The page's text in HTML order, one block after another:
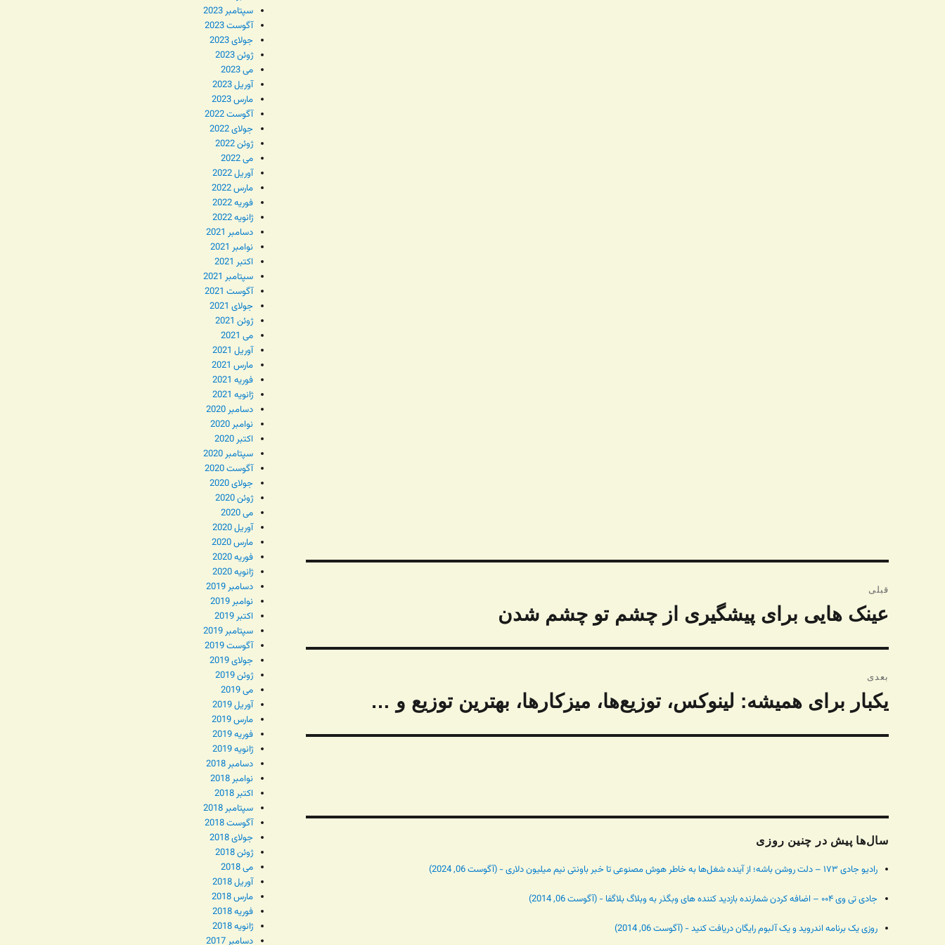
نوشته
قبلی
نوشته
عینک هایی برای پیشگیری از چشم تو چشم شدن
بعدی
نوشته
یکبار برای همیشه: لینوکس، توزیع‌ها، میزکارها، بهترین توزیع و …
سال‌ها پیش در چنین روزی
رادیو جادی ۱۷۳ – دلت روشن باشه؛ از آینده شغل‌ها به خاطر هوش مصنوعی تا خبر باونتی نیم میلیون دلاری - (آگوست 06, 2024)
جادی تی وی ۰۰۴ – اضافه کردن شمارنده بازدید کننده های وبگذر به وبلاگ بلاگفا - (آگوست 06, 2014)
روزی یک برنامه اندروید و یک آلبوم رایگان دریافت کنید - (آگوست 06, 2014)
سپتامبر 2023
آگوست 2023
جولای 2023
ژوئن 2023
می 2023
آوریل 2023
مارس 2023
آگوست 2022
جولای 2022
ژوئن 2022
می 2022
آوریل 2022
مارس 2022
فوریه 2022
ژانویه 2022
دسامبر 2021
نوامبر 2021
اکتبر 2021
سپتامبر 2021
آگوست 2021
جولای 2021
ژوئن 2021
می 2021
آوریل 2021
مارس 2021
فوریه 2021
ژانویه 2021
دسامبر 2020
نوامبر 2020
اکتبر 2020
سپتامبر 2020
آگوست 2020
جولای 2020
ژوئن 2020
می 2020
آوریل 2020
مارس 2020
فوریه 2020
ژانویه 2020
دسامبر 2019
نوامبر 2019
اکتبر 2019
سپتامبر 2019
آگوست 2019
جولای 2019
ژوئن 2019
می 2019
آوریل 2019
مارس 2019
فوریه 2019
ژانویه 2019
دسامبر 2018
نوامبر 2018
اکتبر 2018
سپتامبر 2018
آگوست 2018
جولای 2018
ژوئن 2018
می 2018
آوریل 2018
مارس 2018
فوریه 2018
ژانویه 2018
دسامبر 2017